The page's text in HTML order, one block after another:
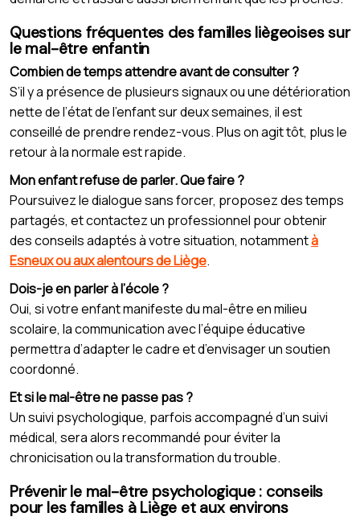
Questions fréquentes des familles liègeoises sur
le mal-être enfantin
Combien de temps attendre avant de consulter ?
S’il y a présence de plusieurs signaux ou une détérioration
nette de l’état de l’enfant sur deux semaines, il est
conseillé de prendre rendez-vous. Plus on agit tôt, plus le
retour à la normale est rapide.
Mon enfant refuse de parler. Que faire ?
Poursuivez le dialogue sans forcer, proposez des temps
partagés, et contactez un professionnel pour obtenir
des conseils adaptés à votre situation, notammentà
Esneux ou aux alentours de Liège.
Dois-je en parler à l’école ?
Oui, si votre enfant manifeste du mal-être en milieu
scolaire, la communication avec l’équipe éducative
permettra d’adapter le cadre et d’envisager un soutien
coordonné.
Et si le mal-être ne passe pas ?
Un suivi psychologique, parfois accompagné d’un suivi
médical, sera alors recommandé pour éviter la
chronicisation ou la transformation du trouble.
Prévenir le mal-être psychologique : conseils
pour les familles à Liège et aux environs